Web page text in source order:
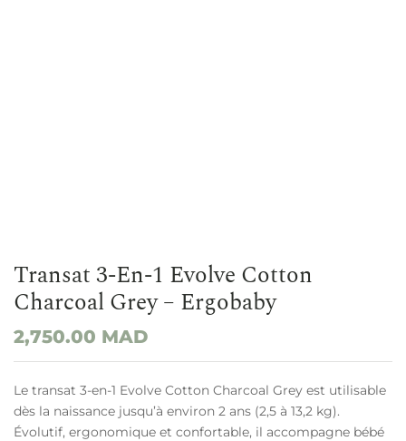
Transat 3-En-1 Evolve Cotton
Charcoal Grey – Ergobaby
2,750.00 MAD
Le transat 3-en-1 Evolve Cotton Charcoal Grey est utilisable
dès la naissance jusqu’à environ 2 ans (2,5 à 13,2 kg).
Évolutif, ergonomique et confortable, il accompagne bébé